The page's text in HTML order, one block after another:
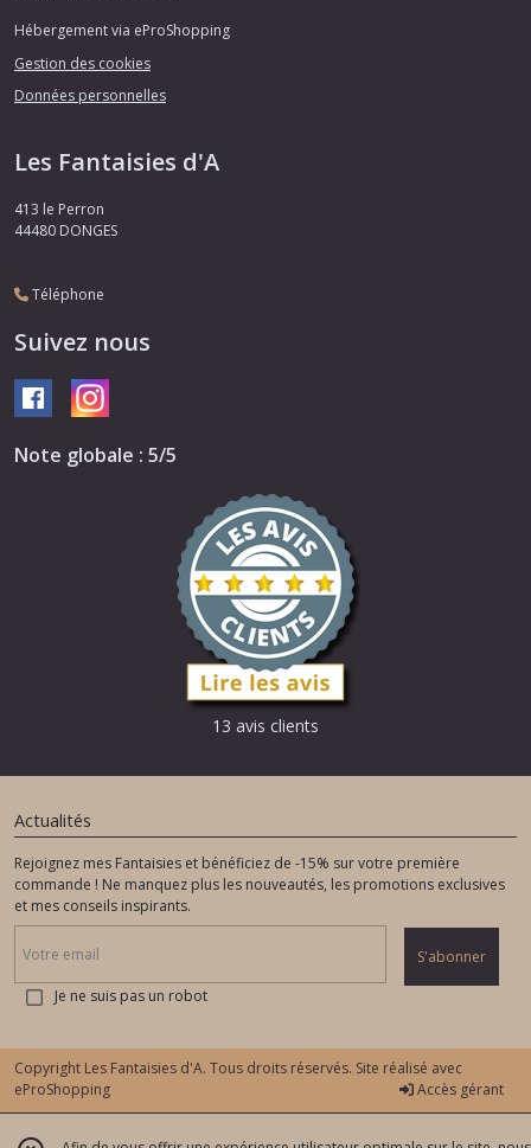
Hébergement via eProShopping
Gestion des cookies
Données personnelles
Les Fantaisies d'A
413 le Perron
44480 DONGES
Téléphone
Suivez nous
Note globale : 5/5
13 avis clients
Actualités
Rejoignez mes Fantaisies et bénéficiez de -15% sur votre première
commande ! Ne manquez plus les nouveautés, les promotions exclusives
et mes conseils inspirants.
S'abonner
Je ne suis pas un robot
Copyright Les Fantaisies d'A. Tous droits réservés. Site réalisé avec
eProShopping
Accès gérant